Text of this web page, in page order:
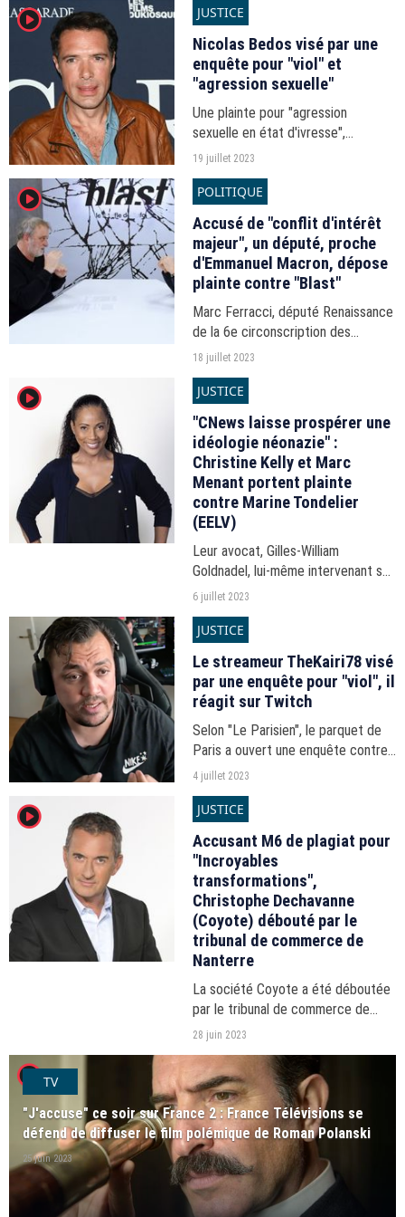
player2 JUSTICE
Nicolas Bedos visé par une
enquête pour "viol" et
"agression sexuelle"
Une plainte pour "agression
sexuelle en état d'ivresse",
déposée à l'encontre de Nicolas
juin 2023, a incité d'autres victimes
potentielles du réalisateur...
19 juillet 2023
player2 POLITIQUE
Accusé de "conflit d'intérêt
majeur", un député, proche
d'Emmanuel Macron, dépose
plainte contre "Blast"
Marc Ferracci, député Renaissance
de la 6e circonscription des
Français de l'étranger, a fait l'objet,
média d'investigation. Ce dernier
affirme...
18 juillet 2023
player2 JUSTICE
"CNews laisse prospérer une
idéologie néonazie" :
Christine Kelly et Marc
Menant portent plainte
contre Marine Tondelier
(EELV)
Leur avocat, Gilles-William
Goldnadel, lui-même intervenant sur
CNews, l'a annoncé ce jeudi 6 juillet
Marc Menant reprochent à Marine
6 juillet 2023
JUSTICE
Le streameur TheKairi78 visé
par une enquête pour "viol", il
réagit sur Twitch
Selon "Le Parisien", le parquet de
Paris a ouvert une enquête contre
le streameur TheKairi78 pour "viol".
4 juillet 2023
player2 JUSTICE
Accusant M6 de plagiat pour
"Incroyables
transformations",
Christophe Dechavanne
(Coyote) débouté par le
tribunal de commerce de
Nanterre
La société Coyote a été déboutée
par le tribunal de commerce de
Nanterre après avoir accusé M6 de
transformations". La production fait
appel de la décision.
28 juin 2023
player2TV
"J'accuse" ce soir sur France 2 : France Télévisions se
défend de diffuser le film polémique de Roman Polanski
25 juin 2023